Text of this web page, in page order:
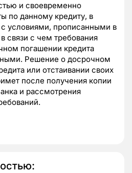
и своевременно
по данному кредиту, в
с условиями, прописанными в
связи с чем требования
погашении кредита
Решение о досрочном
или отстаивании своих
после получения копии
и рассмотрения